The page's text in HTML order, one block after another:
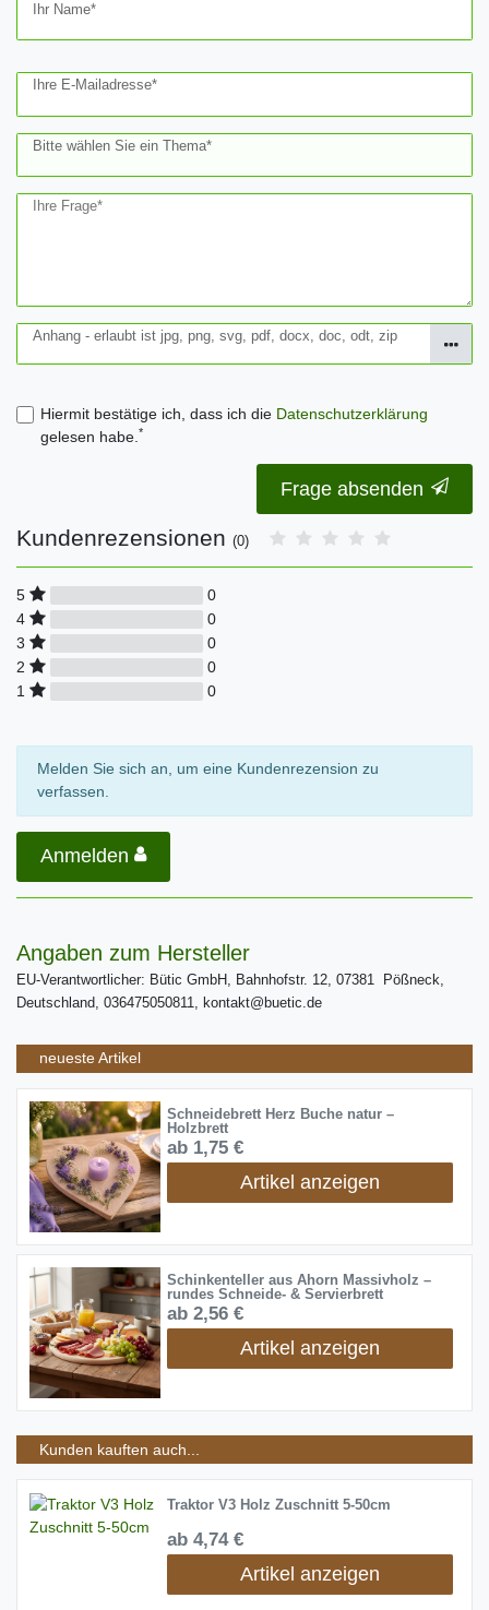
Ihr Name*
Ihre E-Mailadresse*
Bitte wählen Sie ein Thema*
Ihre Frage*
Anhang - erlaubt ist jpg, png, svg, pdf, docx, doc, odt, zip
Hiermit bestätige ich, dass ich die Daten­schutz­erklärung
gelesen habe.*
Ceres::Template.mailFormHoneypotLabel
Frage absenden
Kundenrezensionen (0)
5
0
4
0
3
0
2
0
1
0
Melden Sie sich an, um eine Kundenrezension zu
verfassen.
Anmelden
Angaben zum Hersteller
EU-Verantwortlicher: Bütic GmbH, Bahnhofstr. 12, 07381 Pößneck,
Deutschland, 036475050811, kontakt@buetic.de
neueste Artikel
Schneidebrett Herz Buche natur –
Holzbrett
ab 1,75 €
Artikel anzeigen
Schinkenteller aus Ahorn Massivholz –
rundes Schneide- & Servierbrett
ab 2,56 €
Artikel anzeigen
Kunden kauften auch...
Traktor V3 Holz Zuschnitt 5-50cm
ab 4,74 €
Artikel anzeigen